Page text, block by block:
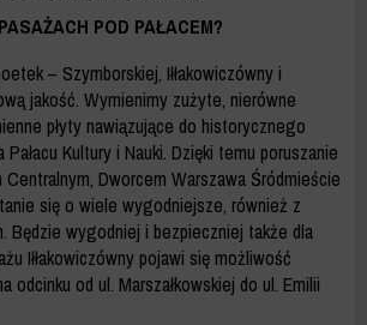
POD PAŁACEM?
– Szymborskiej, Iłłakowiczówny i
jakość. Wymienimy zużyte, nierówne
płyty nawiązujące do historycznego
Kultury i Nauki. Dzięki temu poruszanie
Dworcem Warszawa Śródmieście
się o wiele wygodniejsze, również z
Będzie wygodniej i bezpieczniej także dla
Iłłakowiczówny pojawi się możliwość
odcinku od ul. Marszałkowskiej do ul. Emilii